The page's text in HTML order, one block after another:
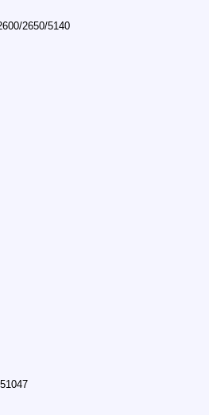
2650/5140